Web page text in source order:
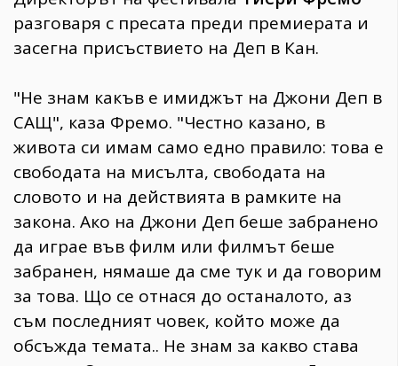
разговаря с пресата преди премиерата и
засегна присъствието на Деп в Кан.
"Не знам какъв е имиджът на Джони Деп в
САЩ", каза Фремо. "Честно казано, в
живота си имам само едно правило: това е
свободата на мисълта, свободата на
словото и на действията в рамките на
закона. Ако на Джони Деп беше забранено
да играе във филм или филмът беше
забранен, нямаше да сме тук и да говорим
за това. Що се отнася до останалото, аз
съм последният човек, който може да
обсъжда темата.. Не знам за какво става